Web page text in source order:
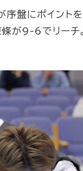
盤にポイント
が9-6でリー